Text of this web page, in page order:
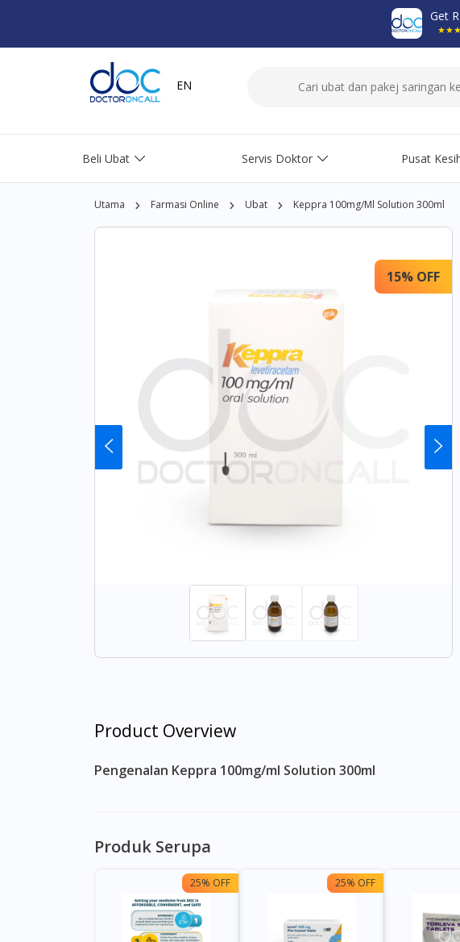
Get
EN
Beli Ubat Servis Doktor Pusat
Utama Farmasi Online Ubat Keppra 100mg/ml Solution 300ml
15% OFF
Product Overview
Pengenalan Keppra 100mg/ml Solution 300ml
Produk Serupa
25% OFF 25% OFF